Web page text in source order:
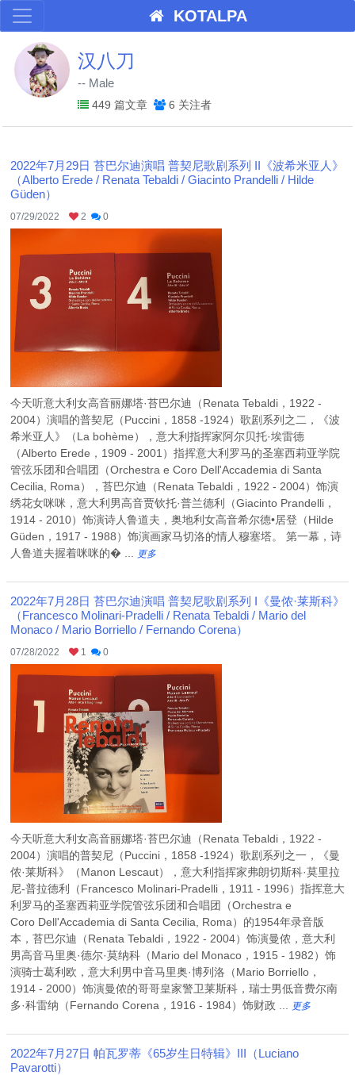
KOTALPA
汉八刀
-- Male
449 篇文章 6 关注者
2022年7月29日 苔巴尔迪演唱 普契尼歌剧系列 II《波希米亚人》
（Alberto Erede / Renata Tebaldi / Giacinto Prandelli / Hilde
Güden）
07/29/2022 2 0
今天听意大利女高音丽娜塔·苔巴尔迪（Renata Tebaldi，1922 -
2004）演唱的普契尼（Puccini，1858 -1924）歌剧系列之二，《波
希米亚人》（La bohème），意大利指挥家阿尔贝托·埃雷德
（Alberto Erede，1909 - 2001）指挥意大利罗马的圣塞西莉亚学院
管弦乐团和合唱团（Orchestra e Coro Dell'Accademia di Santa
Cecilia, Roma），苔巴尔迪（Renata Tebaldi，1922 - 2004）饰演
绣花女咪咪，意大利男高音贾钦托·普兰德利（Giacinto Prandelli，
1914 - 2010）饰演诗人鲁道夫，奥地利女高音希尔德•居登（Hilde
Güden，1917 - 1988）饰演画家马切洛的情人穆塞塔。 第一幕，诗
人鲁道夫握着咪咪的� ...
更多
2022年7月28日 苔巴尔迪演唱 普契尼歌剧系列 I《曼侬·莱斯科》
（Francesco Molinari-Pradelli / Renata Tebaldi / Mario del
Monaco / Mario Borriello / Fernando Corena）
07/28/2022 1 0
今天听意大利女高音丽娜塔·苔巴尔迪（Renata Tebaldi，1922 -
2004）演唱的普契尼（Puccini，1858 -1924）歌剧系列之一，《曼
侬·莱斯科》（Manon Lescaut），意大利指挥家弗朗切斯科·莫里拉
尼-普拉德利（Francesco Molinari-Pradelli，1911 - 1996）指挥意大
利罗马的圣塞西莉亚学院管弦乐团和合唱团（Orchestra e
Coro Dell'Accademia di Santa Cecilia, Roma）的1954年录音版
本，苔巴尔迪（Renata Tebaldi，1922 - 2004）饰演曼侬，意大利
男高音马里奥·德尔·莫纳科（Mario del Monaco，1915 - 1982）饰
演骑士葛利欧，意大利男中音马里奥·博列洛（Mario Borriello，
1914 - 2000）饰演曼侬的哥哥皇家警卫莱斯科，瑞士男低音费尔南
多·科雷纳（Fernando Corena，1916 - 1984）饰财政 ...
更多
2022年7月27日 帕瓦罗蒂《65岁生日特辑》III（Luciano
Pavarotti）